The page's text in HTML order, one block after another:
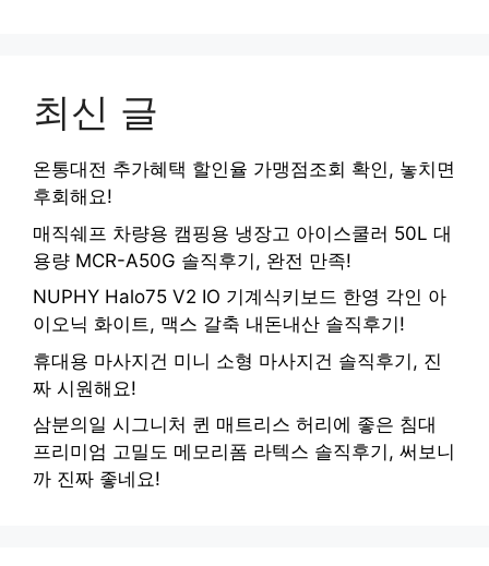
최신 글
온통대전 추가혜택 할인율 가맹점조회 확인, 놓치면
후회해요!
매직쉐프 차량용 캠핑용 냉장고 아이스쿨러 50L 대
용량 MCR-A50G 솔직후기, 완전 만족!
NUPHY Halo75 V2 IO 기계식키보드 한영 각인 아
이오닉 화이트, 맥스 갈축 내돈내산 솔직후기!
휴대용 마사지건 미니 소형 마사지건 솔직후기, 진
짜 시원해요!
삼분의일 시그니처 퀸 매트리스 허리에 좋은 침대
프리미엄 고밀도 메모리폼 라텍스 솔직후기, 써보니
까 진짜 좋네요!